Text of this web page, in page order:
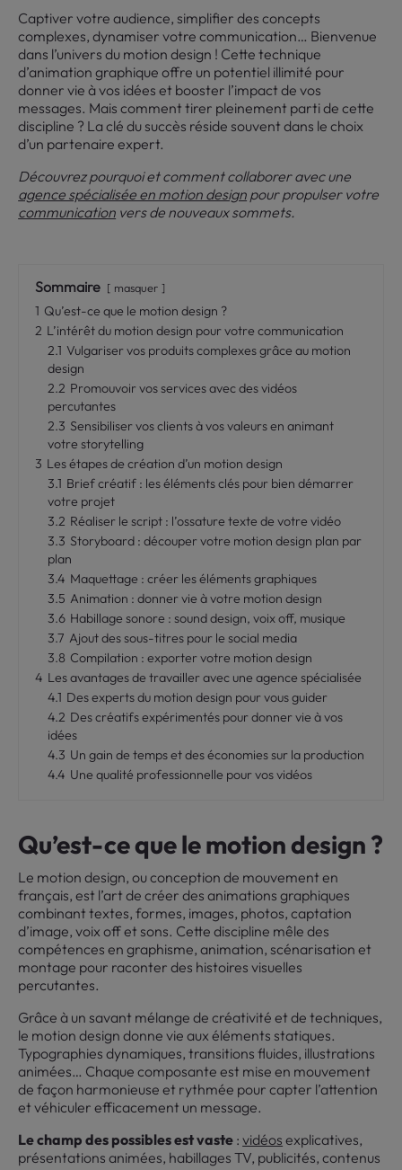
Captiver votre audience, simplifier des concepts
complexes, dynamiser votre communication… Bienvenue
dans l’univers du motion design ! Cette technique
d’animation graphique offre un potentiel illimité pour
donner vie à vos idées et booster l’impact de vos
messages. Mais comment tirer pleinement parti de cette
discipline ? La clé du succès réside souvent dans le choix
d’un partenaire expert.
Découvrez pourquoi et comment collaborer avec une
agence spécialisée en motion design pour propulser votre
communication vers de nouveaux sommets.
Sommaire masquer
1 Qu’est-ce que le motion design ?
2 L’intérêt du motion design pour votre communication
2.1 Vulgariser vos produits complexes grâce au motion
design
2.2 Promouvoir vos services avec des vidéos
percutantes
2.3 Sensibiliser vos clients à vos valeurs en animant
votre storytelling
3 Les étapes de création d’un motion design
3.1 Brief créatif : les éléments clés pour bien démarrer
votre projet
3.2 Réaliser le script : l’ossature texte de votre vidéo
3.3 Storyboard : découper votre motion design plan par
plan
3.4 Maquettage : créer les éléments graphiques
3.5 Animation : donner vie à votre motion design
3.6 Habillage sonore : sound design, voix off, musique
3.7 Ajout des sous-titres pour le social media
3.8 Compilation : exporter votre motion design
4 Les avantages de travailler avec une agence spécialisée
4.1 Des experts du motion design pour vous guider
4.2 Des créatifs expérimentés pour donner vie à vos
idées
4.3 Un gain de temps et des économies sur la production
4.4 Une qualité professionnelle pour vos vidéos
Qu’est-ce que le motion design ?
Le motion design, ou conception de mouvement en
français, est l’art de créer des animations graphiques
combinant textes, formes, images, photos, captation
d’image, voix off et sons. Cette discipline mêle des
compétences en graphisme, animation, scénarisation et
montage pour raconter des histoires visuelles
percutantes.
Grâce à un savant mélange de créativité et de techniques,
le motion design donne vie aux éléments statiques.
Typographies dynamiques, transitions fluides, illustrations
animées… Chaque composante est mise en mouvement
de façon harmonieuse et rythmée pour capter l’attention
et véhiculer efficacement un message.
Le champ des possibles est vaste :vidéos explicatives,
présentations animées, habillages TV, publicités, contenus